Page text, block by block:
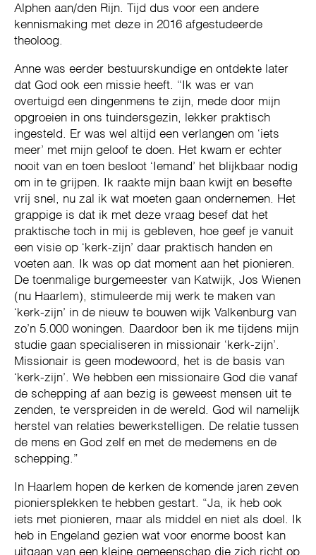
Alphen aan/den Rijn. Tijd dus voor een andere
kennismaking met deze in 2016 afgestudeerde
theoloog.
Anne was eerder bestuurskundige en ontdekte later
dat God ook een missie heeft. “Ik was er van
overtuigd een dingenmens te zijn, mede door mijn
opgroeien in ons tuindersgezin, lekker praktisch
ingesteld. Er was wel altijd een verlangen om ‘iets
meer’ met mijn geloof te doen. Het kwam er echter
nooit van en toen besloot ‘Iemand’ het blijkbaar nodig
om in te grijpen. Ik raakte mijn baan kwijt en besefte
vrij snel, nu zal ik wat moeten gaan ondernemen. Het
grappige is dat ik met deze vraag besef dat het
praktische toch in mij is gebleven, hoe geef je vanuit
een visie op ‘kerk-zijn’ daar praktisch handen en
voeten aan. Ik was op dat moment aan het pionieren.
De toenmalige burgemeester van Katwijk, Jos Wienen
(nu Haarlem), stimuleerde mij werk te maken van
‘kerk-zijn’ in de nieuw te bouwen wijk Valkenburg van
zo’n 5.000 woningen. Daardoor ben ik me tijdens mijn
studie gaan specialiseren in missionair ‘kerk-zijn’.
Missionair is geen modewoord, het is de basis van
‘kerk-zijn’. We hebben een missionaire God die vanaf
de schepping af aan bezig is geweest mensen uit te
zenden, te verspreiden in de wereld. God wil namelijk
herstel van relaties bewerkstelligen. De relatie tussen
de mens en God zelf en met de medemens en de
schepping.”
In Haarlem hopen de kerken de komende jaren zeven
pioniersplekken te hebben gestart. “Ja, ik heb ook
iets met pionieren, maar als middel en niet als doel. Ik
heb in Engeland gezien wat voor enorme boost kan